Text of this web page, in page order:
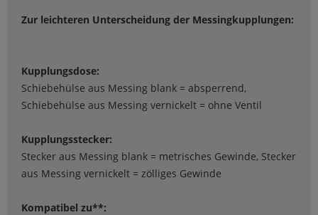
Zur leichteren Unterscheidung der Messingkupplungen:
Kupplungsdose:
Schiebehülse aus Messing blank = absperrend,
Schiebehülse aus Messing vernickelt = ohne Ventil
Kupplungsstecker:
Stecker aus Messing blank = metrisches Gewinde, Stecker
aus Messing vernickelt = zölliges Gewinde
Kompatibel zu**: